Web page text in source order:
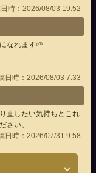
時：2026/08/03 19:52
なれます🌱
日時：2026/08/03 7:33
直したい気持ちとこれ
さい。
日時：2026/07/31 9:58